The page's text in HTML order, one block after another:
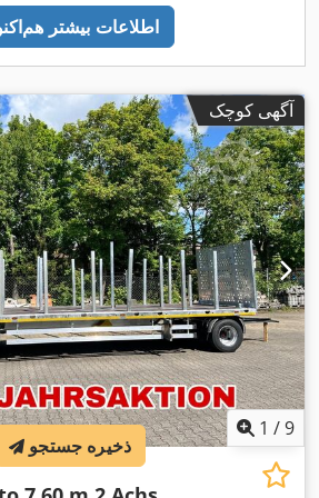
اطلاعات بیشتر
آگهی کوچک
1 /9
ذخیره جستجو